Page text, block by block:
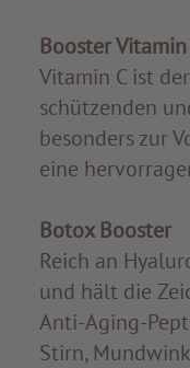
Booster Vitamin
Vitamin C ist
schützenden
besonders zur
eine
Botox Booster
Reich an
und hält die
Anti-Aging-
Stirn,